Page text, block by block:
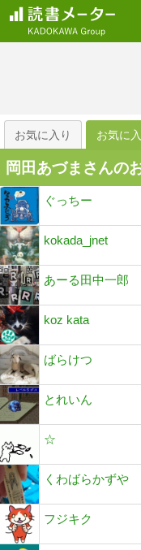
お気に入り お気に
岡田あづまさんの
ぐっちー
kokada_jnet
あーる田中一郎
koz kata
ばらけつ
とれいん
☆
くわばらかずや
フジキク